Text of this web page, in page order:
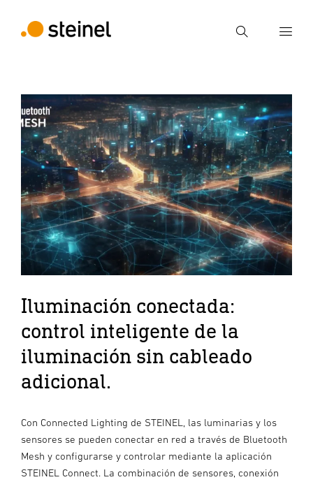
Búsqueda
Búsqueda
Introducir el término de búsqueda
Iluminación conectada:
control inteligente de la
iluminación sin cableado
adicional.
Con Connected Lighting de STEINEL, las luminarias y los
sensores se pueden conectar en red a través de Bluetooth
Mesh y configurarse y controlar mediante la aplicación
STEINEL Connect. La combinación de sensores, conexión